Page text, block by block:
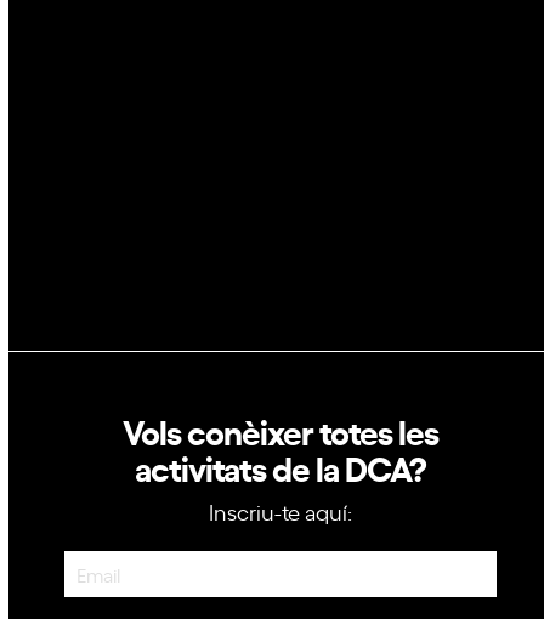
Vols conèixer totes les
activitats de la DCA?
Inscriu-te aquí: